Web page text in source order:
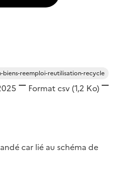
reemploi-reutilisation-recycle
Format csv(1,2 Ko)
car lié au schéma de